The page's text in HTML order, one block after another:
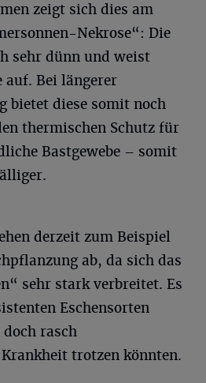
zeigt sich dies am
Nekrose“: Die
sehr dünn und weist
auf. Bei längerer
bietet diese somit noch
thermischen Schutz für
Bastgewebe – somit
derzeit zum Beispiel
ab, da sich das
sehr stark verbreitet. Es
Eschensorten
rasch
trotzen könnten.